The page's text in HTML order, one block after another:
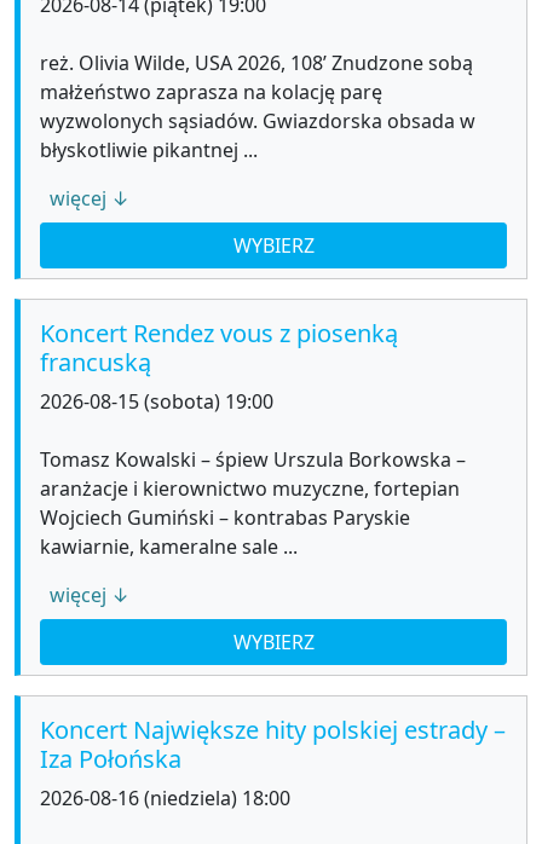
reż. Olivia Wilde, USA 2026, 108’ Znudzone sobą
małżeństwo zaprasza na kolację parę
wyzwolonych sąsiadów. Gwiazdorska obsada w
błyskotliwie pikantnej ...
więcej ↓
WYBIERZ
Koncert Rendez vous z piosenką
francuską
2026-08-15 (sobota) 19:00
Tomasz Kowalski – śpiew Urszula Borkowska –
aranżacje i kierownictwo muzyczne, fortepian
Wojciech Gumiński – kontrabas Paryskie
kawiarnie, kameralne sale ...
więcej ↓
WYBIERZ
Koncert Największe hity polskiej estrady –
Iza Połońska
2026-08-16 (niedziela) 18:00